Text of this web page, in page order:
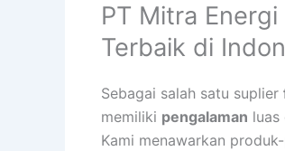
PT Mitra
Terbaik di
Sebagai salah satu suplier
memiliki pengalaman luas
Kami menawarkan